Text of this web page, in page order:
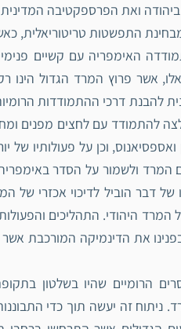
ואת הפרספקטיבה
מבחינת התפשטות
האימפריה עם קשיים
אשר פרוץ המרד הגדול
להבנת דרכי ההתמודדות
להתמודד עם לחצים מפנים
וכן על פעולותיו של
ולשמור על הסדר
דבר הוביל לדיכוי אכזרי של
היהודי. התהליכים
את הדינמיקה המורכבת
הרומיים שהיו בשלטון
ניתוח זה יעשה תוך כדי